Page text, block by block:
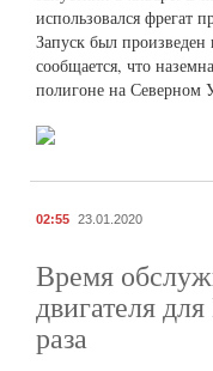
использовался фрегат
Запуск был
сообщается, что
полигоне на Северном
02:55 23.01.2020
Время
двигателя
раза